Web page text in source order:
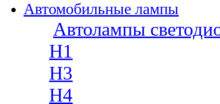
Автомобильные лампы
Автолампы
H1
H3
H4